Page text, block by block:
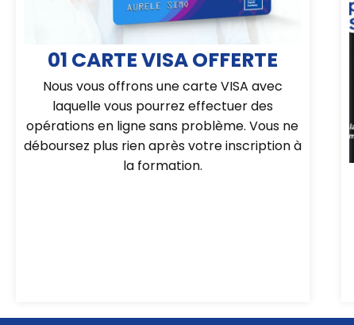
01 CARTE VISA OFFERTE
Nous vous offrons une carte VISA avec
laquelle vous pourrez effectuer des
opérations en ligne sans problème. Vous ne
déboursez plus rien après votre inscription à
la formation.